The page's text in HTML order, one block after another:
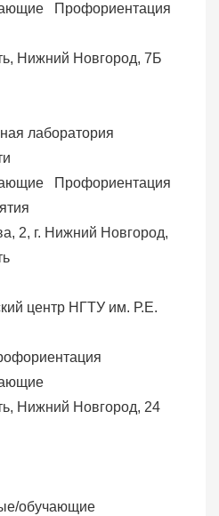
Профориентация
Нижний Новгород, 7Б
лаборатория
Профориентация
2, г. Нижний Новгород,
центр НГТУ им. Р.Е.
Нижний Новгород, 24
обучающие